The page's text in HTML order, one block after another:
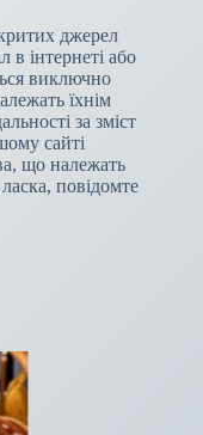
джерел
інтернеті або
виключно
їхнім
за зміст
сайті
що належать
повідомте